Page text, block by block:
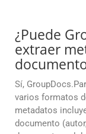
¿Puede
extraer
Sí,
varios formatos
metadatos
documento